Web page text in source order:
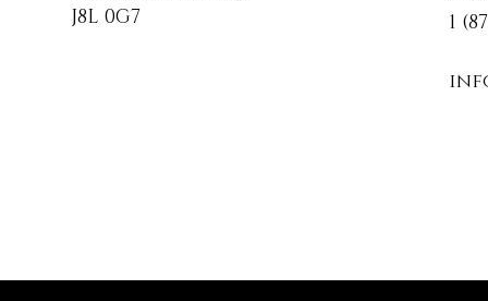
J8L 0G7
1